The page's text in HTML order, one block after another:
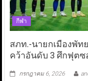
กีฬา
สภท.-นายกเมืองพัท
คว้าอันดับ 3 ศึกฟุตซ
กรกฎาคม 6, 2026